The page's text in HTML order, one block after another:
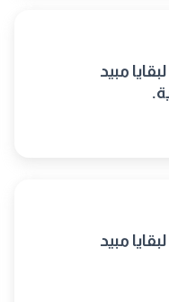
مبيد
مبيد